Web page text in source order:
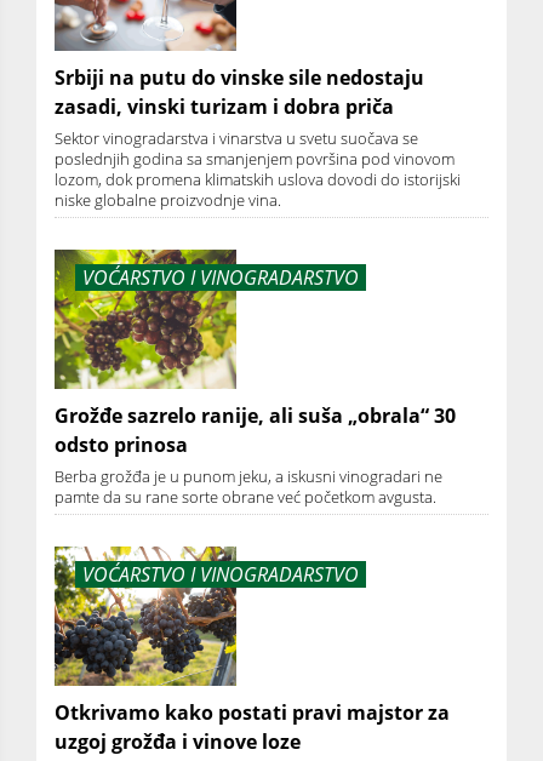
Srbiji na putu do vinske sile nedostaju
zasadi, vinski turizam i dobra priča
Sektor vinogradarstva i vinarstva u svetu suočava se
poslednjih godina sa smanjenjem površina pod vinovom
lozom, dok promena klimatskih uslova dovodi do istorijski
niske globalne proizvodnje vina.
VOĆARSTVO I VINOGRADARSTVO
Grožđe sazrelo ranije, ali suša „obrala“ 30
odsto prinosa
Berba grožđa je u punom jeku, a iskusni vinogradari ne
pamte da su rane sorte obrane već početkom avgusta.
VOĆARSTVO I VINOGRADARSTVO
Otkrivamo kako postati pravi majstor za
uzgoj grožđa i vinove loze